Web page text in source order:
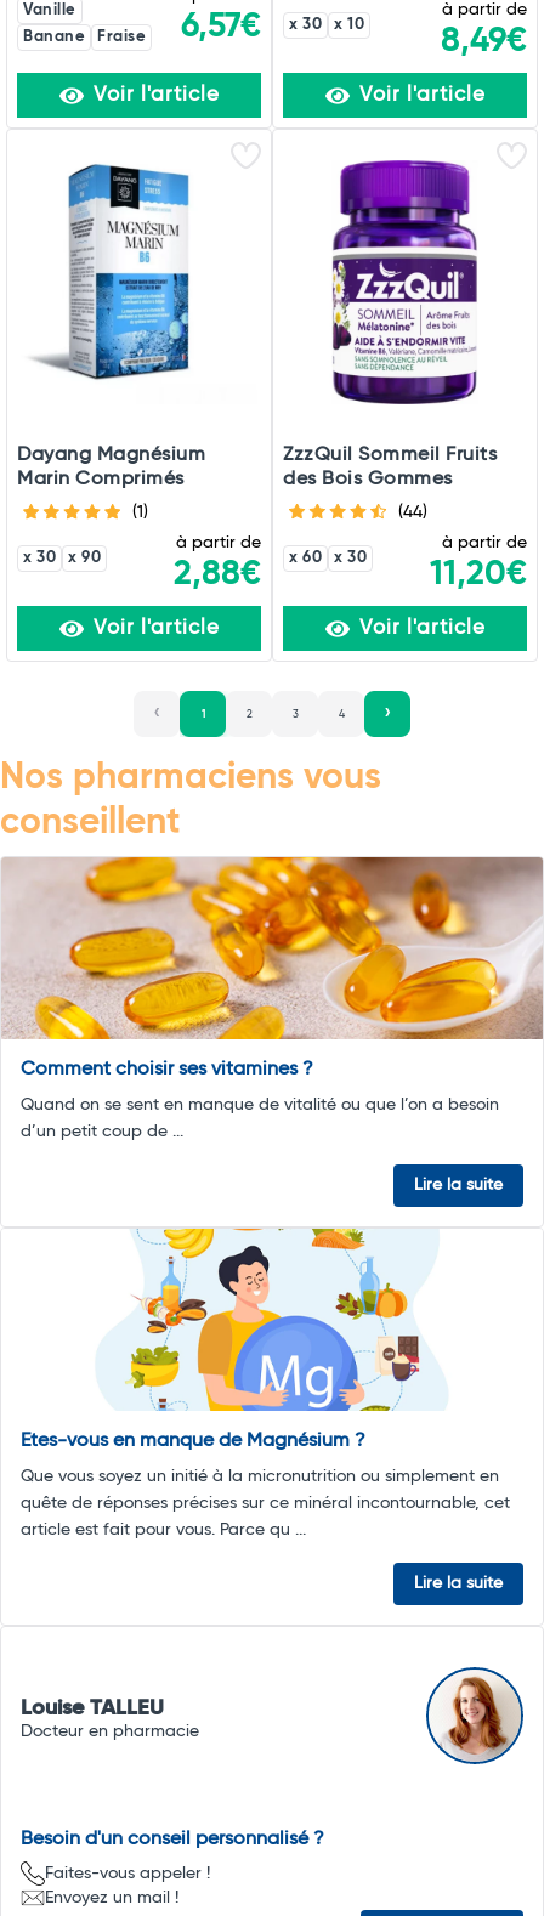
Vanille
Banane
Fraise 6,57€
Voir l'article
x 30 x 10
à partir de
8,49€
Voir l'article
Dayang Magnésium
Marin Comprimés
(1)
x 30 x 90
à partir de
2,88€
Voir l'article
ZzzQuil Sommeil Fruits
des Bois Gommes
(44)
x 60 x 30
à partir de
11,20€
Voir l'article
1 2 3 4
Nos pharmaciens vous
conseillent
Comment choisir ses vitamines ?
Quand on se sent en manque de vitalité ou que l’on a besoin
d’un petit coup de ...
Lire la suite
Etes-vous en manque de Magnésium ?
Que vous soyez un initié à la micronutrition ou simplement en
quête de réponses précises sur ce minéral incontournable, cet
article est fait pour vous. Parce qu ...
Lire la suite
Louise TALLEU
Docteur en pharmacie
Besoin d'un conseil personnalisé ?
Faites-vous appeler !
Envoyez un mail !